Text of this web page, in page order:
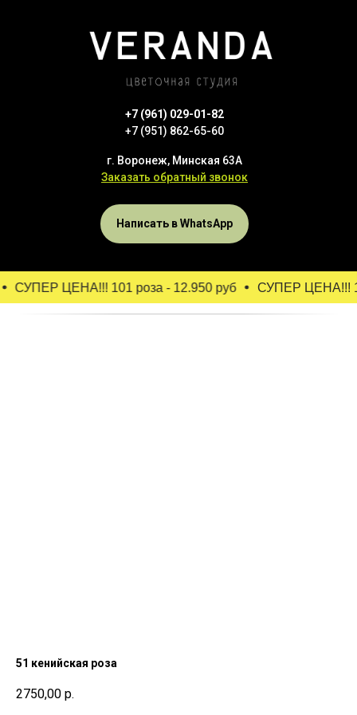
+7 (961) 029-01-82
+7 (951) 862-65-60
г. Воронеж, Минская 63А
Заказать обратный звонок
Написать в WhatsApp
СУПЕР ЦЕНА!!! 101 роза - 12.950 руб СУПЕР ЦЕНА!!!
51 кенийская роза
2750,00 р.